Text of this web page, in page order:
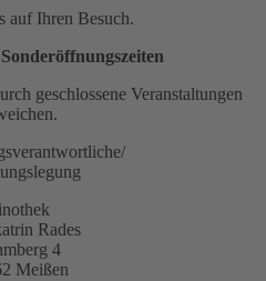
auf Ihren Besuch.
geschlossene Veranstaltungen
Rades
4
Meißen